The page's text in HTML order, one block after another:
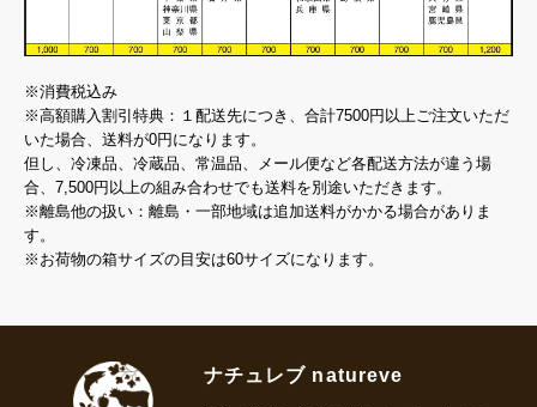
※消費税込み
※高額購入割引特典：１配送先につき、合計7500円以上ご注文いただ
いた場合、送料が0円になります。
但し、冷凍品、冷蔵品、常温品、メール便など各配送方法が違う場
合、7,500円以上の組み合わせでも送料を別途いただきます。
※離島他の扱い：離島・一部地域は追加送料がかかる場合がありま
す。
※お荷物の箱サイズの目安は60サイズになります。
ナチュレブ natureve